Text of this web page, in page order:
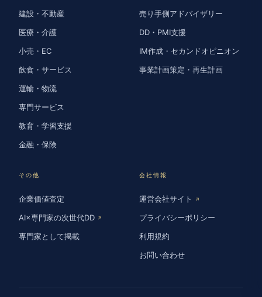
建設・不動産
医療・介護
小売・EC
飲食・サービス
運輸・物流
専門サービス
教育・学習支援
金融・保険
売り手側アドバイザリー
DD・PMI支援
IM作成・セカンドオピニオン
事業計画策定・再生計画
その他
企業価値査定
AI×専門家の次世代DD ↗
専門家として掲載
会社情報
運営会社サイト ↗
プライバシーポリシー
利用規約
お問い合わせ